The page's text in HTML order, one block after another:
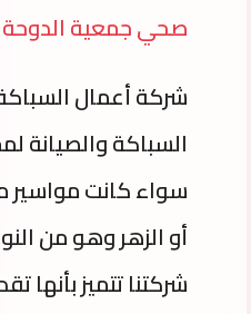
صحي جمعية الدوحة
شركة أعمال
السباكة والصيانة
سواء كانت مواسير
أو الزهر وهو من
شركتنا تتميز بأنها